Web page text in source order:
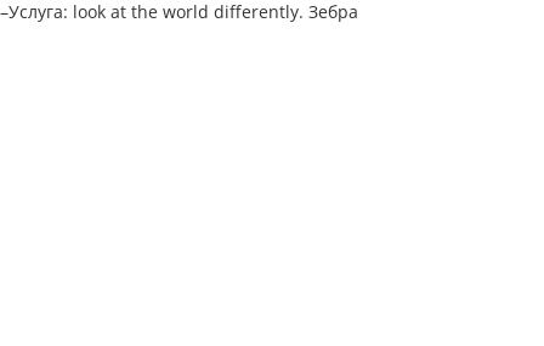
–Услуга: look at the world differently. Зебра